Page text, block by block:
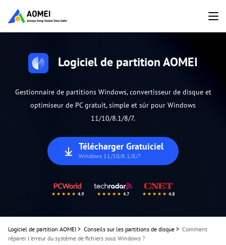
Logiciel de partition AOMEI
Gestionnaire de partitions Windows, convertisseur de disque et
optimiseur de PC gratuit, simple et sûr pour Windows
11/10/8.1/8/7.
Télécharger Gratuiciel
Windows 11/10/8.1/8/7
Logiciel de partition AOMEI > Conseils sur les partitions de disque > Comment
réparer l'erreur du système de fichiers sous Windows ?